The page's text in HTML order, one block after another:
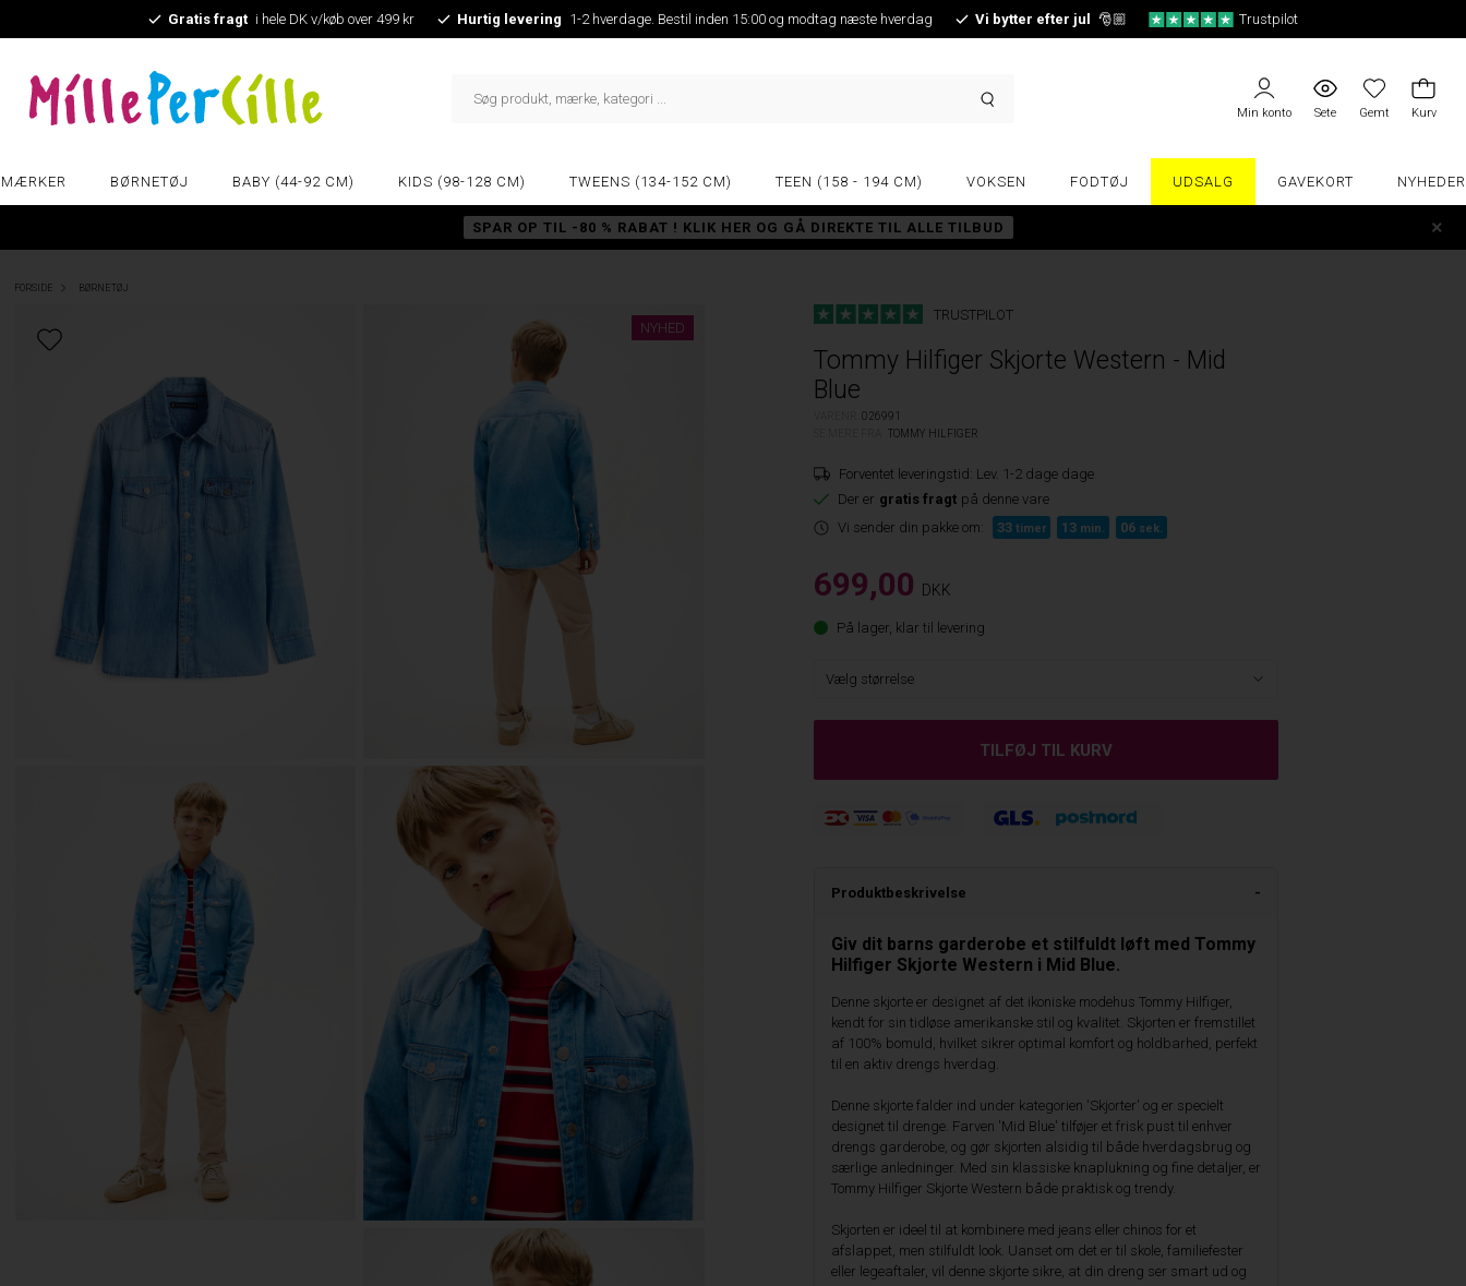
Gratis fragt i hele DK v/køb over 499 kr Hurtig levering 1-2 hverdage. Bestil inden 15:00 og modtag næste hverdag Vi bytter efter jul 🎅🏼 Trustpilot
Min konto Sete Gemt Kurv
MÆRKER BØRNETØJ BABY (44-92 CM) KIDS (98-128 CM) TWEENS (134-152 CM) TEEN (158 - 194 CM) VOKSEN FODTØJ UDSALG GAVEKORT NYHEDER
SPAR OP TIL -80 % RABAT ! KLIK HER OG GÅ DIREKTE TIL ALLE TILBUD
FORSIDE BØRNETØJ
NYHED
TRUSTPILOT
Tommy Hilfiger Skjorte Western - Mid
Blue
026991
TOMMY HILFIGER
Forventet leveringstid: Lev. 1-2 dage dage
Der er gratis fragt på denne vare
Vi sender din pakke om:
33 timer 13 min. 05 sek.
699,00 DKK
På lager, klar til levering
Produktbeskrivelse
Giv dit barns garderobe et stilfuldt løft med Tommy
Hilfiger Skjorte Western i Mid Blue.
Denne skjorte er designet af det ikoniske modehus Tommy Hilfiger,
kendt for sin tidløse amerikanske stil og kvalitet. Skjorten er fremstillet
af 100% bomuld, hvilket sikrer optimal komfort og holdbarhed, perfekt
til en aktiv drengs hverdag.
Denne skjorte falder ind under kategorien 'Skjorter' og er specielt
designet til drenge. Farven 'Mid Blue' tilføjer et frisk pust til enhver
drengs garderobe, og gør skjorten alsidig til både hverdagsbrug og
særlige anledninger. Med sin klassiske knaplukning og fine detaljer, er
Tommy Hilfiger Skjorte Western både praktisk og trendy.
Skjorten er ideel til at kombinere med jeans eller chinos for et
afslappet, men stilfuldt look. Uanset om det er til skole, familiefester
eller legeaftaler, vil denne skjorte sikre, at din dreng ser smart ud og